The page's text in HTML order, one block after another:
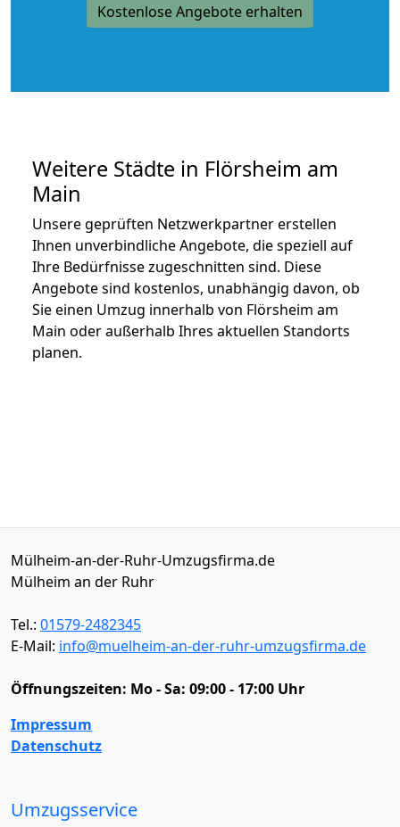
Kostenlose Angebote erhalten
Weitere Städte in Flörsheim am
Main
Unsere geprüften Netzwerkpartner erstellen
Ihnen unverbindliche Angebote, die speziell auf
Ihre Bedürfnisse zugeschnitten sind. Diese
Angebote sind kostenlos, unabhängig davon, ob
Sie einen Umzug innerhalb von Flörsheim am
Main oder außerhalb Ihres aktuellen Standorts
planen.
Mülheim-an-der-Ruhr-Umzugsfirma.de
Mülheim an der Ruhr
Tel.: 01579-2482345
E-Mail: info@muelheim-an-der-ruhr-umzugsfirma.de
Öffnungszeiten: Mo - Sa: 09:00 - 17:00 Uhr
Impressum
Datenschutz
Umzugsservice